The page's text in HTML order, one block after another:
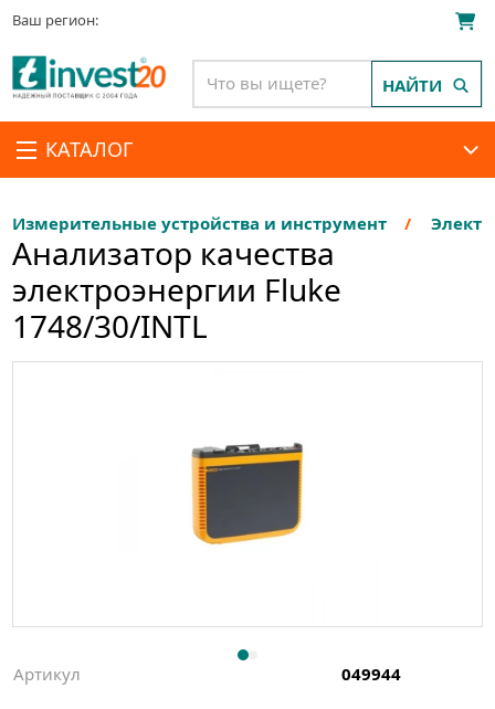
Ваш регион:
КАТАЛОГ
НАЙТИ
Измерительные устройства и инструмент
Анализатор качества
электроэнергии Fluke
1748/30/INTL
Артикул 049944